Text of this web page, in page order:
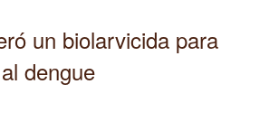
un biolarvicida para
dengue